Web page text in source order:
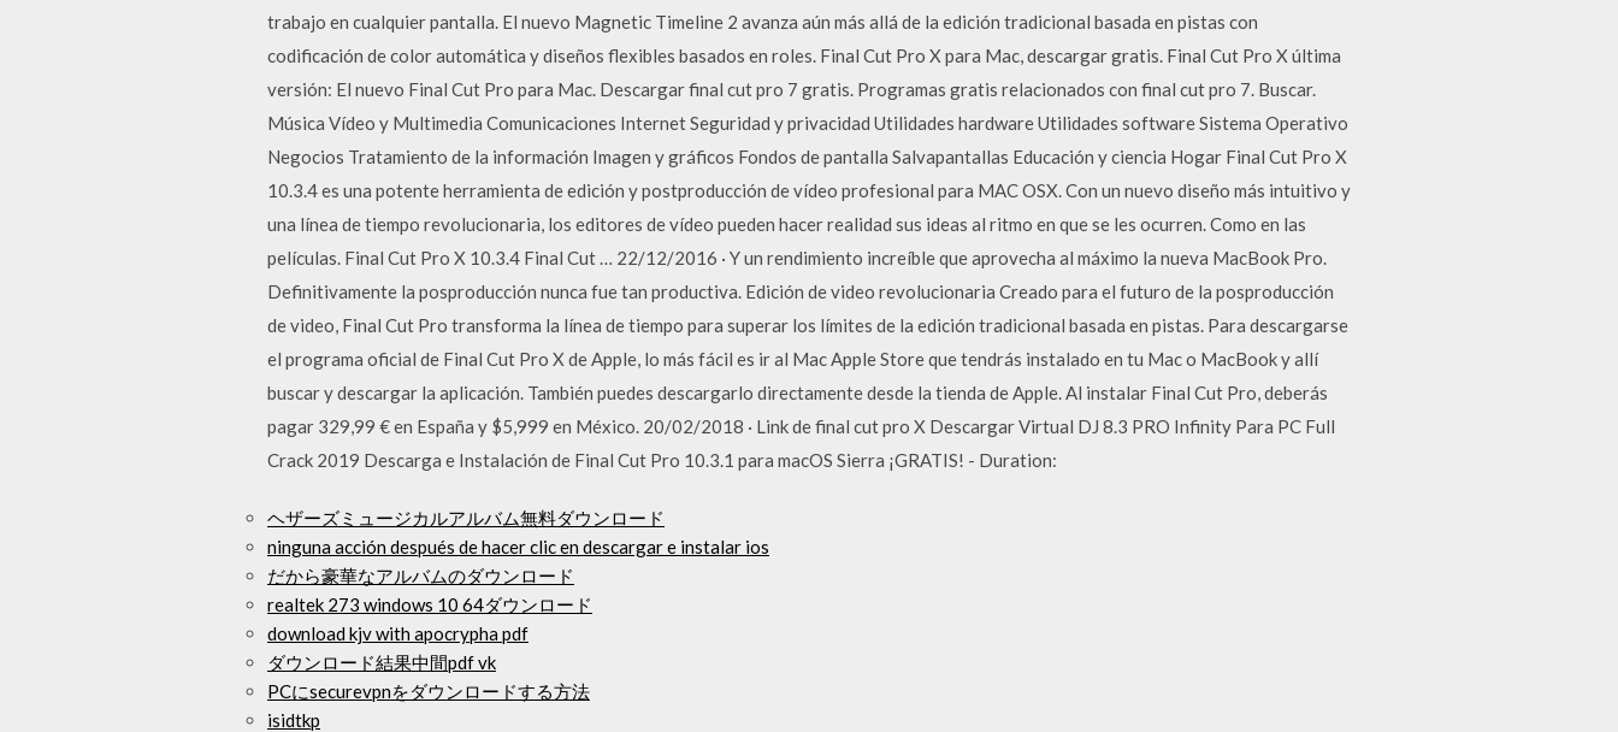
trabajo en cualquier pantalla. El nuevo Magnetic Timeline 2 avanza aún más allá de la edición tradicional basada en pistas con
codificación de color automática y diseños flexibles basados en roles. Final Cut Pro X para Mac, descargar gratis. Final Cut Pro X última
versión: El nuevo Final Cut Pro para Mac. Descargar final cut pro 7 gratis. Programas gratis relacionados con final cut pro 7. Buscar.
Música Vídeo y Multimedia Comunicaciones Internet Seguridad y privacidad Utilidades hardware Utilidades software Sistema Operativo
Negocios Tratamiento de la información Imagen y gráficos Fondos de pantalla Salvapantallas Educación y ciencia Hogar Final Cut Pro X
10.3.4 es una potente herramienta de edición y postproducción de vídeo profesional para MAC OSX. Con un nuevo diseño más intuitivo y
una línea de tiempo revolucionaria, los editores de vídeo pueden hacer realidad sus ideas al ritmo en que se les ocurren. Como en las
películas. Final Cut Pro X 10.3.4 Final Cut … 22/12/2016 · Y un rendimiento increíble que aprovecha al máximo la nueva MacBook Pro.
Definitivamente la posproducción nunca fue tan productiva. Edición de video revolucionaria Creado para el futuro de la posproducción
de video, Final Cut Pro transforma la línea de tiempo para superar los límites de la edición tradicional basada en pistas. Para descargarse
el programa oficial de Final Cut Pro X de Apple, lo más fácil es ir al Mac Apple Store que tendrás instalado en tu Mac o MacBook y allí
buscar y descargar la aplicación. También puedes descargarlo directamente desde la tienda de Apple. Al instalar Final Cut Pro, deberás
pagar 329,99 € en España y $5,999 en México. 20/02/2018 · Link de final cut pro X Descargar Virtual DJ 8.3 PRO Infinity Para PC Full
Crack 2019 Descarga e Instalación de Final Cut Pro 10.3.1 para macOS Sierra ¡GRATIS! - Duration:
ヘザーズミュージカルアルバム無料ダウンロード
ninguna acción después de hacer clic en descargar e instalar ios
だから豪華なアルバムのダウンロード
realtek 273 windows 10 64ダウンロード
download kjv with apocrypha pdf
ダウンロード結果中間pdf vk
PCにsecurevpnをダウンロードする方法
isidtkp